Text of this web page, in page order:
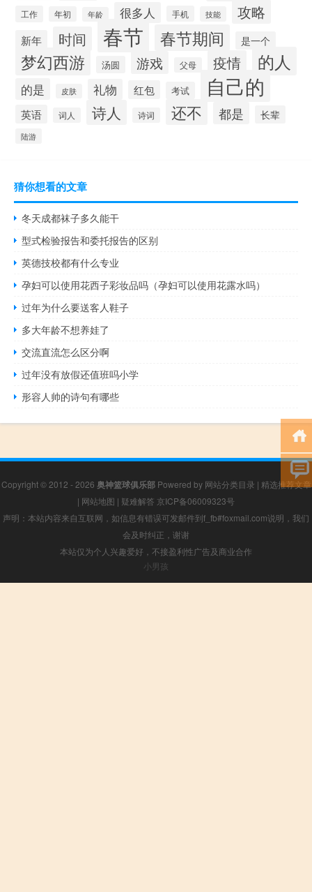
工作 年初 年龄 很多人 手机 技能 攻略
新年 时间 春节 春节期间 是一个
梦幻西游 汤圆 游戏 父母 疫情 的人
的是 皮肤 礼物 红包 考试 自己的
英语 词人 诗人 诗词 还不 都是 长辈
陆游
猜你想看的文章
冬天成都袜子多久能干
型式检验报告和委托报告的区别
英德技校都有什么专业
孕妇可以使用花西子彩妆品吗（孕妇可以使用花露水吗）
过年为什么要送客人鞋子
多大年龄不想养娃了
交流直流怎么区分啊
过年没有放假还值班吗小学
形容人帅的诗句有哪些
Copyright © 2012 - 2026 奥神篮球俱乐部Powered by 网站分类目录 | 精选推荐文章
| 网站地图 | 疑难解答 京ICP备06009323号
声明：本站内容来自互联网，如信息有错误可发邮件到f_fb#foxmail.com说明，我们
会及时纠正，谢谢
本站仅为个人兴趣爱好，不接盈利性广告及商业合作
小男孩